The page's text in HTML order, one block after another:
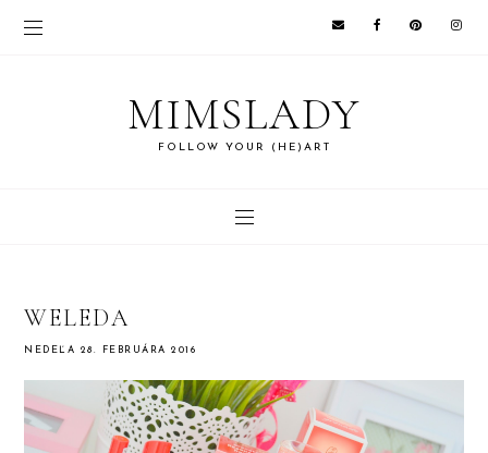
MIMSLADY
FOLLOW YOUR (HE)ART
WELEDA
NEDEĽA 28. FEBRUÁRA 2016